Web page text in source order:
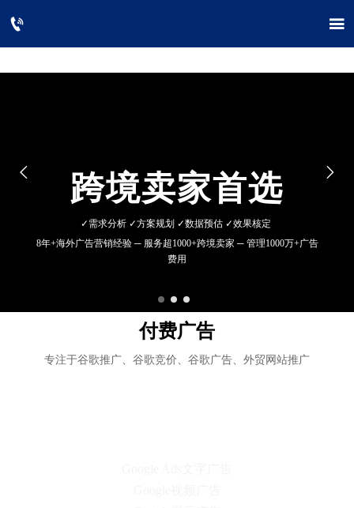
 
跨境卖家首选
✓ 需求分析 ✓方案规划 ✓数据预估 ✓效果核定
8年+海外广告营销经验 ─ 服务超1000+跨境卖家 ─ 管理1000万+广告
费用
 
付费广告
专注于谷歌推广、谷歌竞价、谷歌广告、外贸网站推广